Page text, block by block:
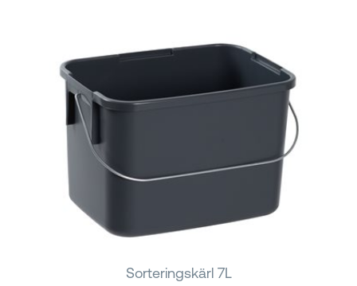
Sorteringskärl 7L